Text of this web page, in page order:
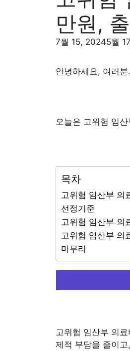
만원,
7월 15, 20245월
안녕하세요, 여러분.
오늘은 고위험 임
목차
고위험 임산부 의
선정기준
고위험 임산부 의
고위험 임산부 의
마무리
고위험 임산부 의
제적 부담을 줄이